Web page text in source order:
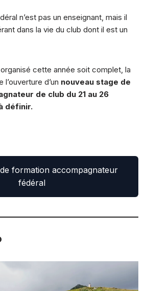
n’est pas un enseignant, mais il
dans la vie du club dont il est un
cette année soit complet, la
d’un nouveau stage de
de club du 21 au 26
définir.
formation accompagnateur
fédéral